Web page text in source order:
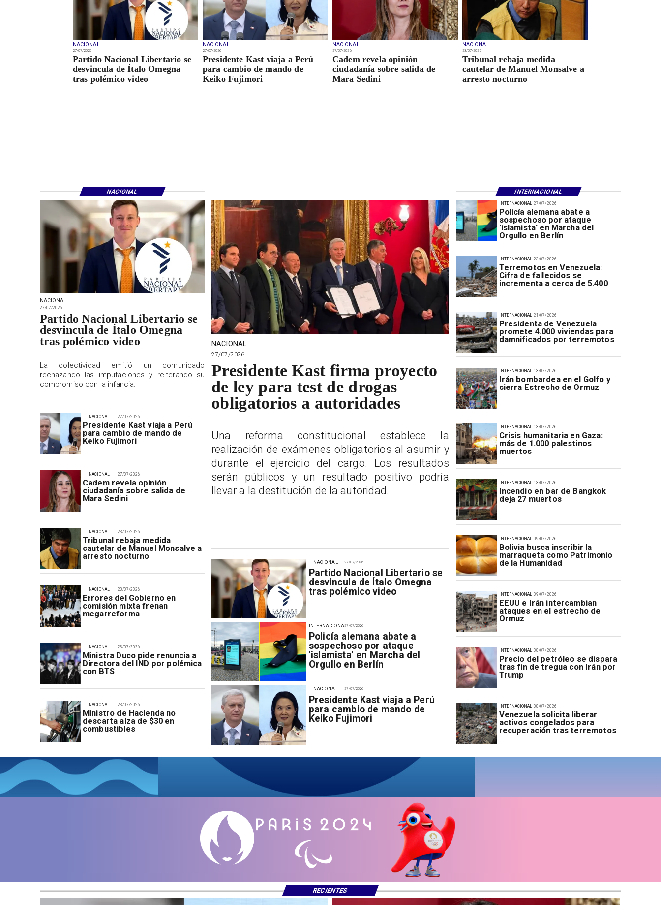
NACIONAL
27/07/2026
Partido Nacional Libertario se
desvincula de Ítalo Omegna
tras polémico video
NACIONAL
27/07/2026
Presidente Kast viaja a Perú
para cambio de mando de
Keiko Fujimori
NACIONAL
27/07/2026
Cadem revela opinión
ciudadanía sobre salida de
Mara Sedini
NACIONAL
23/07/2026
Tribunal rebaja medida
cautelar de Manuel Monsalve a
arresto nocturno
27/07/2026
Policía alemana abate a
sospechoso por ataque
'islamista' en Marcha del
Orgullo en Berlín
INTERNACIONAL
23/07/2026
Terremotos en Venezuela:
Cifra de fallecidos se
incrementa a cerca de 5.400
INTERNACIONAL
21/07/2026
Presidenta de Venezuela
promete 4.000 viviendas para
damnificados por terremotos
INTERNACIONAL
13/07/2026
Irán bombardea en el Golfo y
cierra Estrecho de Ormuz
INTERNACIONAL
13/07/2026
Crisis humanitaria en Gaza:
más de 1.000 palestinos
muertos
INTERNACIONAL
13/07/2026
Incendio en bar de Bangkok
deja 27 muertos
INTERNACIONAL
09/07/2026
Bolivia busca inscribir la
marraqueta como Patrimonio
de la Humanidad
INTERNACIONAL
09/07/2026
EEUU e Irán intercambian
ataques en el estrecho de
Ormuz
INTERNACIONAL
08/07/2026
Precio del petróleo se dispara
tras fin de tregua con Irán por
Trump
INTERNACIONAL
08/07/2026
Venezuela solicita liberar
activos congelados para
recuperación tras terremotos
INTERNACIONAL
27/07/2026
Presidente Kast viaja a Perú
para cambio de mando de
Keiko Fujimori
NACIONAL
27/07/2026
Cadem revela opinión
ciudadanía sobre salida de
Mara Sedini
NACIONAL
23/07/2026
Tribunal rebaja medida
cautelar de Manuel Monsalve a
arresto nocturno
NACIONAL
23/07/2026
Errores del Gobierno en
comisión mixta frenan
megarreforma
NACIONAL
23/07/2026
Ministra Duco pide renuncia a
Directora del IND por polémica
con BTS
NACIONAL
23/07/2026
Ministro de Hacienda no
descarta alza de $30 en
combustibles
NACIONAL
27/07/2026
Partido Nacional Libertario se
desvincula de Ítalo Omegna
tras polémico video
NACIONAL
27/07/2026
Policía alemana abate a
sospechoso por ataque
'islamista' en Marcha del
Orgullo en Berlín
INTERNACIONAL
27/07/2026
Presidente Kast viaja a Perú
para cambio de mando de
Keiko Fujimori
NACIONAL
NACIONAL
27/07/2026
Partido Nacional Libertario se
desvincula de Ítalo Omegna
tras polémico video
La colectividad emitió un comunicado
rechazando las imputaciones y reiterando su
compromiso con la infancia.
NACIONAL
27/07/2026
Presidente Kast firma proyecto
de ley para test de drogas
obligatorios a autoridades
Una reforma constitucional establece la
realización de exámenes obligatorios al asumir y
durante el ejercicio del cargo. Los resultados
serán públicos y un resultado positivo podría
llevar a la destitución de la autoridad.
NACIONAL INTERNACIONAL
RECIENTES